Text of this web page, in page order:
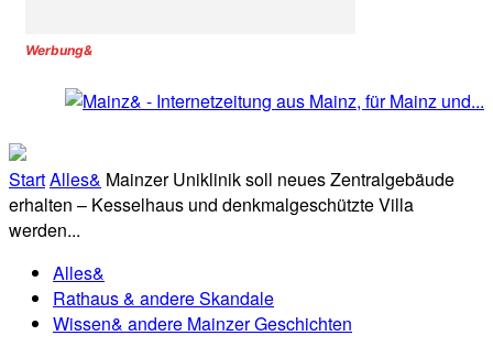
Werbung&
StartAlles& Mainzer Uniklinik soll neues Zentralgebäude
erhalten – Kesselhaus und denkmalgeschützte Villa
werden...
Alles&
Rathaus & andere Skandale
Wissen& andere Mainzer Geschichten